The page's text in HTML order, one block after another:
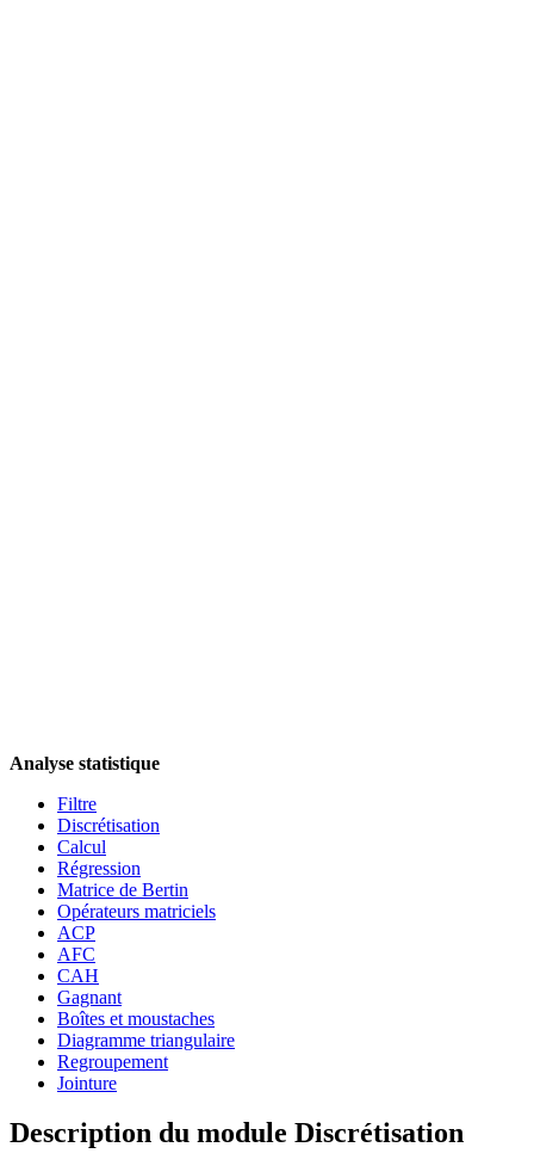
Analyse statistique
Filtre
Discrétisation
Calcul
Régression
Matrice de Bertin
Opérateurs matriciels
ACP
AFC
CAH
Gagnant
Boîtes et moustaches
Diagramme triangulaire
Regroupement
Jointure
Description du module Discrétisation